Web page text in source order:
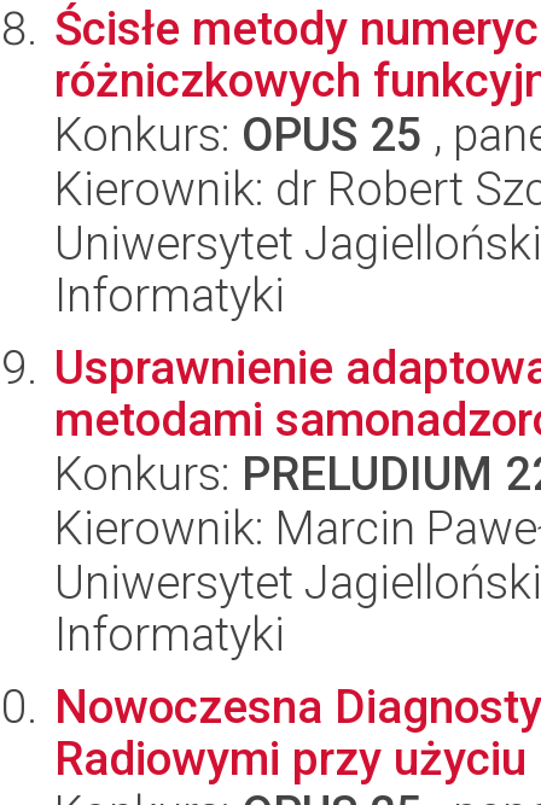
Ścisłe metody
różniczkowych
Konkurs: OPUS 25 ,
Kierownik: dr Robert
Uniwersytet
Informatyki
Usprawnienie
metodami
Konkurs: PRELUDIUM
Kierownik: Marcin
Uniwersytet
Informatyki
Nowoczesna
Radiowymi przy użyciu